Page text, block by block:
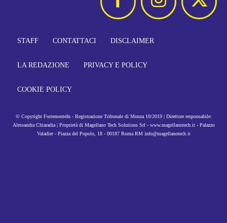
STAFF CONTATTACI DISCLAIMER
LA REDAZIONE PRIVACY E POLICY
COOKIE POLICY
© Copyright FortementeIn - Registrazione Tribunale di Monza 10/2019 | Direttore responsabile:
Alessandra Chiaradia | Proprietà di Magellano Tech Solutions Srl - www.magellanotech.it - Palazzo
Valadier - Piazza del Popolo, 18 - 00187 Roma RM info@magellanotech.it